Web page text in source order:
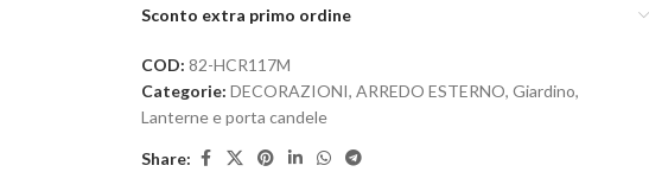
Sconto extra primo ordine
COD: 82-HCR117M
Categorie: DECORAZIONI, ARREDO ESTERNO, Giardino,
Lanterne e porta candele
Share: